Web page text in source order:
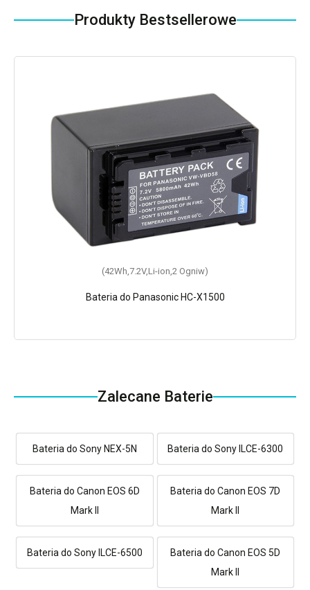
Produkty Bestsellerowe
(42Wh,7.2V,Li-ion,2 Ogniw)
Bateria do Panasonic HC-X1500
Zalecane Baterie
Bateria do Sony NEX-5N Bateria do Sony ILCE-6300
Bateria do Canon EOS 6D
Mark II
Bateria do Canon EOS 7D
Mark II
Bateria do Sony ILCE-6500
Bateria do Canon EOS 5D
Mark II